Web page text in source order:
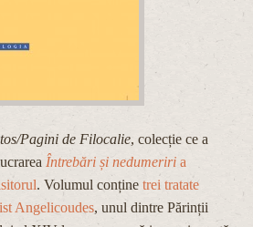
Pagini de Filocalie, colecție ce a
Întrebări și nedumeriri a
. Volumul conține trei tratate
Angelicoudes, unul dintre Părinții